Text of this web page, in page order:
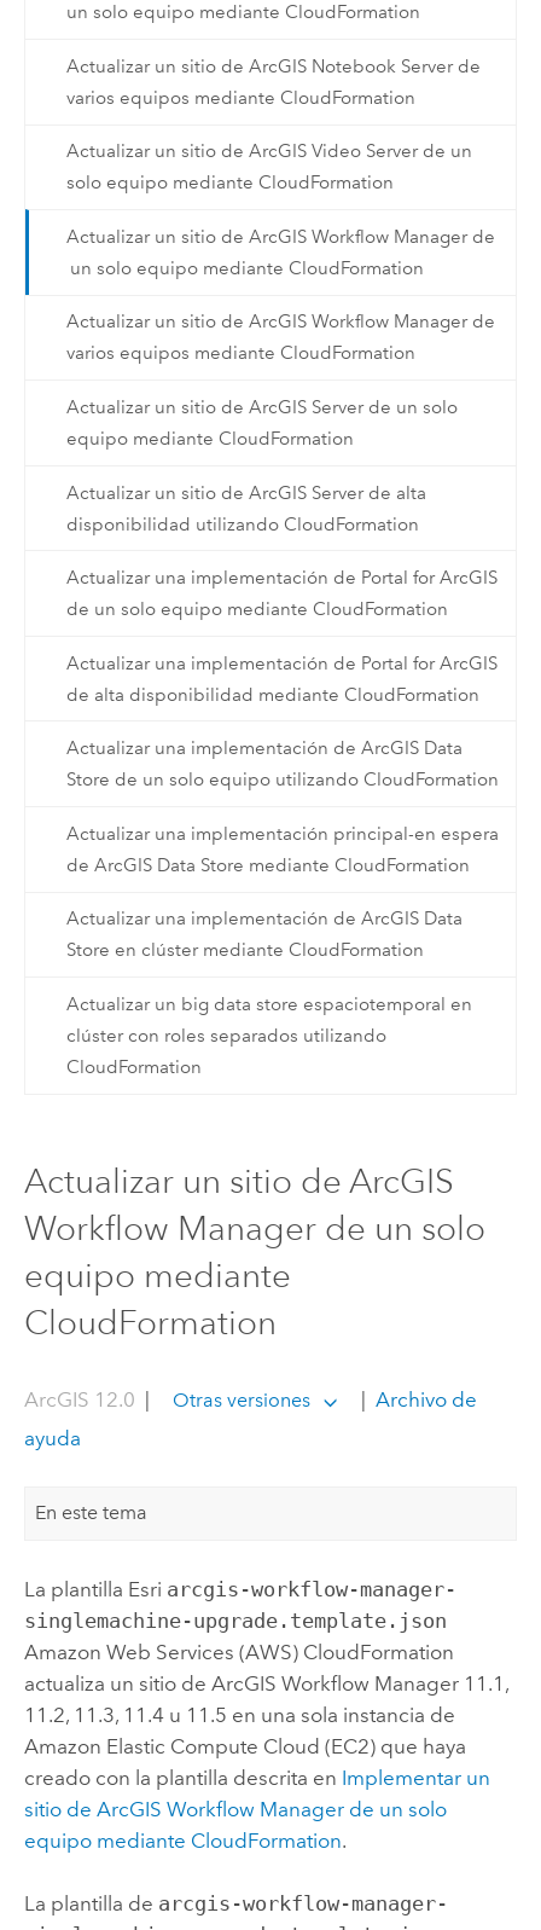
un solo equipo mediante CloudFormation
Actualizar un sitio de ArcGIS Notebook Server de
varios equipos mediante CloudFormation
Actualizar un sitio de ArcGIS Video Server de un
solo equipo mediante CloudFormation
Actualizar un sitio de ArcGIS Workflow Manager de
un solo equipo mediante CloudFormation
Actualizar un sitio de ArcGIS Workflow Manager de
varios equipos mediante CloudFormation
Actualizar un sitio de ArcGIS Server de un solo
equipo mediante CloudFormation
Actualizar un sitio de ArcGIS Server de alta
disponibilidad utilizando CloudFormation
Actualizar una implementación de Portal for ArcGIS
de un solo equipo mediante CloudFormation
Actualizar una implementación de Portal for ArcGIS
de alta disponibilidad mediante CloudFormation
Actualizar una implementación de ArcGIS Data
Store de un solo equipo utilizando CloudFormation
Actualizar una implementación principal-en espera
de ArcGIS Data Store mediante CloudFormation
Actualizar una implementación de ArcGIS Data
Store en clúster mediante CloudFormation
Actualizar un big data store espaciotemporal en
clúster con roles separados utilizando
CloudFormation
Actualizar un sitio de ArcGIS
Workflow Manager de un solo
equipo mediante
CloudFormation
ArcGIS 12.0 Otras versiones
Archivo de
ayuda
En este tema
La plantilla Esri arcgis-workflow-manager-
singlemachine-upgrade.template.json
Amazon Web Services (AWS) CloudFormation
actualiza un sitio de ArcGIS Workflow Manager11.1,
11.2, 11.3, 11.4 u 11.5 en una sola instancia de
Amazon Elastic Compute Cloud (EC2)que haya
creado con la plantilla descrita en Implementar un
sitio de ArcGIS Workflow Managerde un solo
equipo mediante CloudFormation.
La plantilla de arcgis-workflow-manager-